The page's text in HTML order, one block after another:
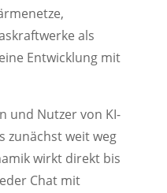
als
Entwicklung mit
und Nutzer von KI-
zunächst weit weg
wirkt direkt bis
Chat mit